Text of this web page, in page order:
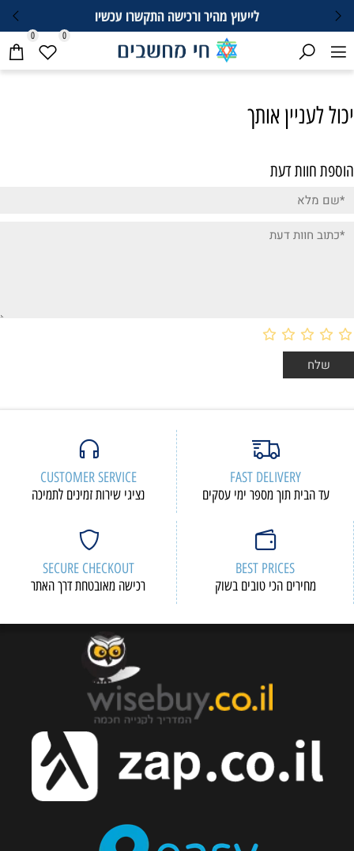
לייעוץ מהיר ורכישה התקשרו עכשיו
0 0
יכול לעניין אותך
הוספת חוות דעת
FAST DELIVERY
עד הבית תוך מספר ימי עסקים
CUSTOMER SERVICE
נציגי שירות זמינים לתמיכה
BEST PRICES
מחירים הכי טובים בשוק
SECURE CHECKOUT
רכישה מאובטחת דרך האתר